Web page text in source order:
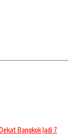
Bangkok Jadi 7